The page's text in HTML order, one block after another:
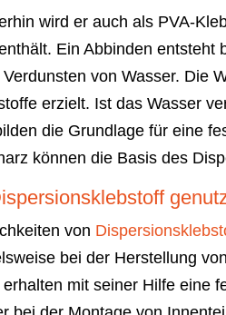
wird er auch als PVA-
Ein Abbinden entsteht
von Wasser. Die
erzielt. Ist das Wasser
die Grundlage für eine
können die Basis des
von
bei der Herstellung
mit seiner Hilfe eine